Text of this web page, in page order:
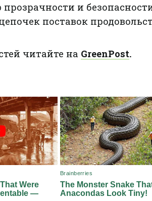
и
поставок
читайте на GreenPost.